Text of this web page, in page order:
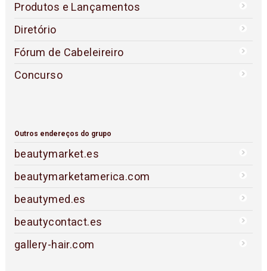
Produtos e Lançamentos
Diretório
Fórum de Cabeleireiro
Concurso
Outros endereços do grupo
beautymarket.es
beautymarketamerica.com
beautymed.es
beautycontact.es
gallery-hair.com